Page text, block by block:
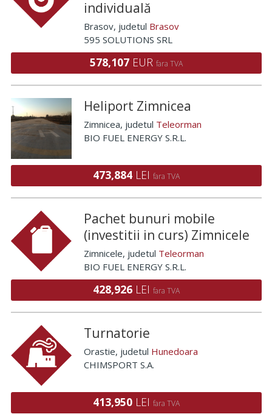
individuală
Brasov, judetul Brasov
595 SOLUTIONS SRL
578,107 EUR fara TVA
Heliport Zimnicea
Zimnicea, judetul Teleorman
BIO FUEL ENERGY S.R.L.
473,884 LEI fara TVA
Pachet bunuri mobile
(investitii in curs) Zimnicele
Zimnicele, judetul Teleorman
BIO FUEL ENERGY S.R.L.
428,926 LEI fara TVA
Turnatorie
Orastie, judetul Hunedoara
CHIMSPORT S.A.
413,950 LEI fara TVA